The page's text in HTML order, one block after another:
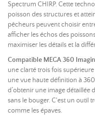
Spectrum CHIRP. Cette
poisson des structures et
pêcheurs peuvent choisir
afficher les échos des
maximiser les détails et la
Compatible MEGA 360
une clarté trois fois
une vue haute définition à
d’obtenir une image détaillée
sans le bouger. C'est un outil
comme les épaves.